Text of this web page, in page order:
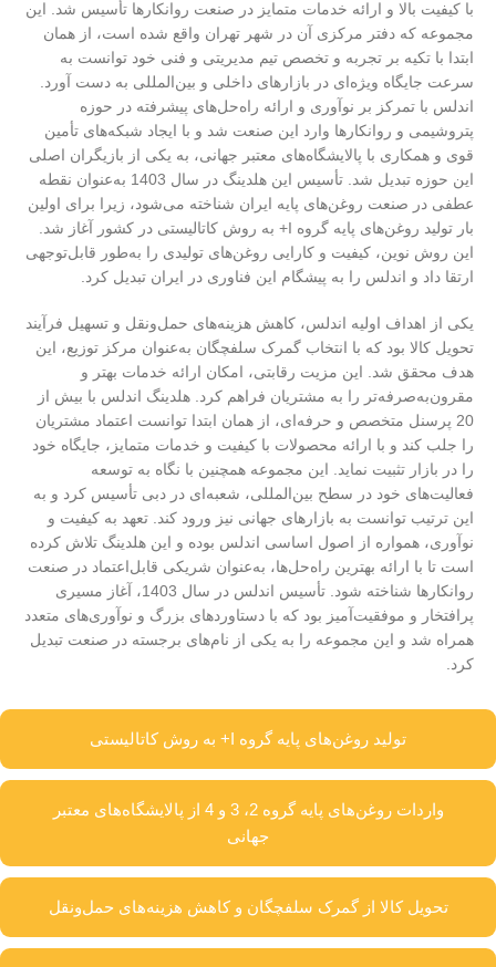
تولید روغن‌های پایه گروه I+ به روش کاتالیستی
واردات روغن‌های پایه گروه 2، 3 و 4 از پالایشگاه‌های معتبر
جهانی
تحویل کالا از گمرک سلفچگان و کاهش هزینه‌های حمل‌ونقل
با کیفیت بالا و ارائه خدمات متمایز در صنعت روانکارها تأسیس شد. این
مجموعه که دفتر مرکزی آن در شهر تهران واقع شده است، از همان
ابتدا با تکیه بر تجربه و تخصص تیم مدیریتی و فنی خود توانست به
سرعت جایگاه ویژه‌ای در بازارهای داخلی و بین‌المللی به دست آورد.
اندلس با تمرکز بر نوآوری و ارائه راه‌حل‌های پیشرفته در حوزه
پتروشیمی و روانکارها وارد این صنعت شد و با ایجاد شبکه‌های تأمین
قوی و همکاری با پالایشگاه‌های معتبر جهانی، به یکی از بازیگران اصلی
این حوزه تبدیل شد. تأسیس این هلدینگ در سال 1403 به‌عنوان نقطه
عطفی در صنعت روغن‌های پایه ایران شناخته می‌شود، زیرا برای اولین
بار تولید روغن‌های پایه گروه I+ به روش کاتالیستی در کشور آغاز شد.
این روش نوین، کیفیت و کارایی روغن‌های تولیدی را به‌طور قابل‌توجهی
ارتقا داد و اندلس را به پیشگام این فناوری در ایران تبدیل کرد.
یکی از اهداف اولیه اندلس، کاهش هزینه‌های حمل‌ونقل و تسهیل فرآیند
تحویل کالا بود که با انتخاب گمرک سلفچگان به‌عنوان مرکز توزیع، این
هدف محقق شد. این مزیت رقابتی، امکان ارائه خدمات بهتر و
مقرون‌به‌صرفه‌تر را به مشتریان فراهم کرد. هلدینگ اندلس با بیش از
20 پرسنل متخصص و حرفه‌ای، از همان ابتدا توانست اعتماد مشتریان
را جلب کند و با ارائه محصولات با کیفیت و خدمات متمایز، جایگاه خود
را در بازار تثبیت نماید. این مجموعه همچنین با نگاه به توسعه
فعالیت‌های خود در سطح بین‌المللی، شعبه‌ای در دبی تأسیس کرد و به
این ترتیب توانست به بازارهای جهانی نیز ورود کند. تعهد به کیفیت و
نوآوری، همواره از اصول اساسی اندلس بوده و این هلدینگ تلاش کرده
است تا با ارائه بهترین راه‌حل‌ها، به‌عنوان شریکی قابل‌اعتماد در صنعت
روانکارها شناخته شود. تأسیس اندلس در سال 1403، آغاز مسیری
پرافتخار و موفقیت‌آمیز بود که با دستاوردهای بزرگ و نوآوری‌های متعدد
همراه شد و این مجموعه را به یکی از نام‌های برجسته در صنعت تبدیل
کرد.